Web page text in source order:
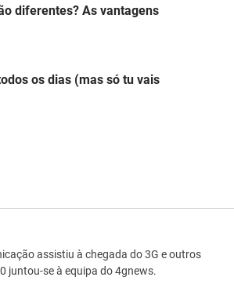
diferentes? As vantagens
os dias (mas só tu vais
assistiu à chegada do 3G e outros
juntou-se à equipa do 4gnews.